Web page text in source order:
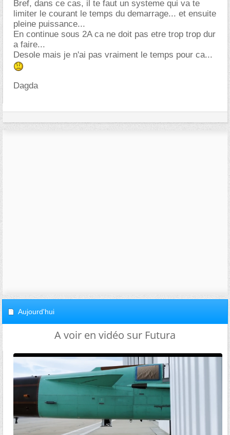
Bref, dans ce cas, il te faut un systeme qui va te
limiter le courant le temps du demarrage... et ensuite
pleine puissance...
En continue sous 2A ca ne doit pas etre trop trop dur
a faire...
Desole mais je n'ai pas vraiment le temps pour ca...
Dagda
Aujourd'hui
A voir en vidéo sur Futura